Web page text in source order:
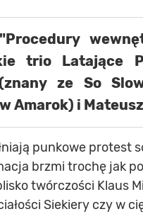
trio Latające
ze So
Amarok) i
punkowe protest
brzmi trochę jak
twórczości Klaus
Siekiery czy w